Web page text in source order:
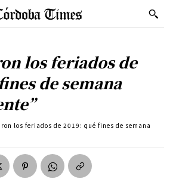
los feriados de
de semana
los feriados de 2019: qué fines de semana